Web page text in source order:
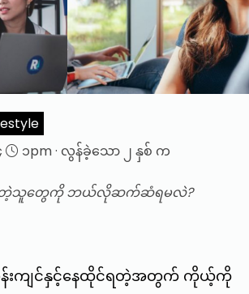
၁pm· လွန်ခဲ့သော ၂ နှစ် က
တဲ့သူတွေကို ဘယ်လိုဆက်ဆံရမလဲ?
းကျင်နှင့်နေထိုင်ရတဲ့အတွက် ကိုယ့်ကို